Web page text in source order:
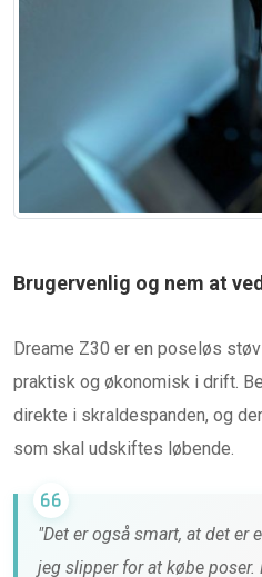
Brugervenlig og nem at
Dreame Z30 er en poseløs
praktisk og økonomisk i drift.
direkte i skraldespanden, og
som skal udskiftes løbende.
"Det er også smart, at det er
jeg slipper for at købe